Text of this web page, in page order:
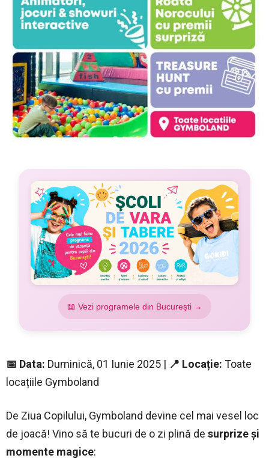
📖 Vezi programele din București →
📅 Data: Duminică, 01 Iunie 2025 | 📍 Locație: Toate
locațiile Gymboland
De Ziua Copilului, Gymboland devine cel mai vesel loc
de joacă! Vino să te bucuri de o zi plină de surprize și
momente magice: